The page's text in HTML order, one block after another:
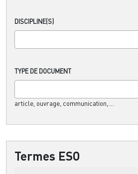
DISCIPLINE(S)
TYPE DE DOCUMENT
article, ouvrage, communication,....
Termes ESO